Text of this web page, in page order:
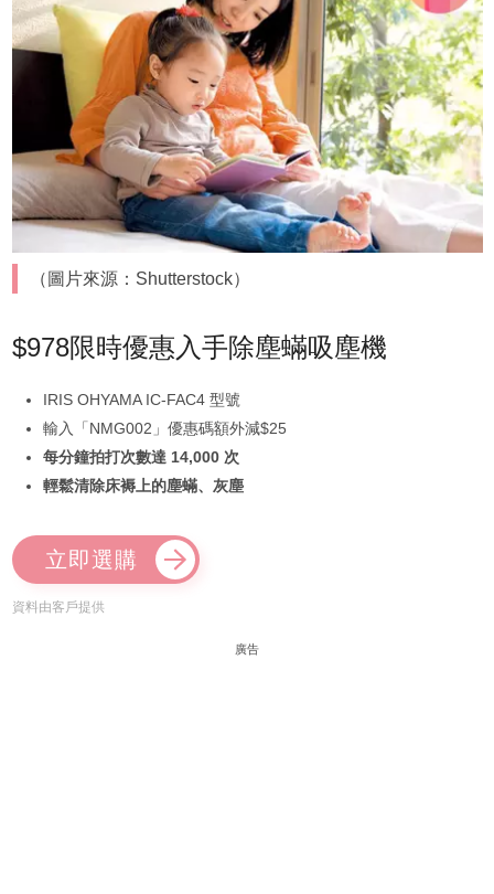
（圖片來源：Shutterstock）
$978限時優惠入手除塵蟎吸塵機
IRIS OHYAMA IC-FAC4 型號
輸入「NMG002」優惠碼額外減$25
每分鐘拍打次數達 14,000 次
輕鬆清除床褥上的塵蟎、灰塵
立即選購
資料由客戶提供
廣告